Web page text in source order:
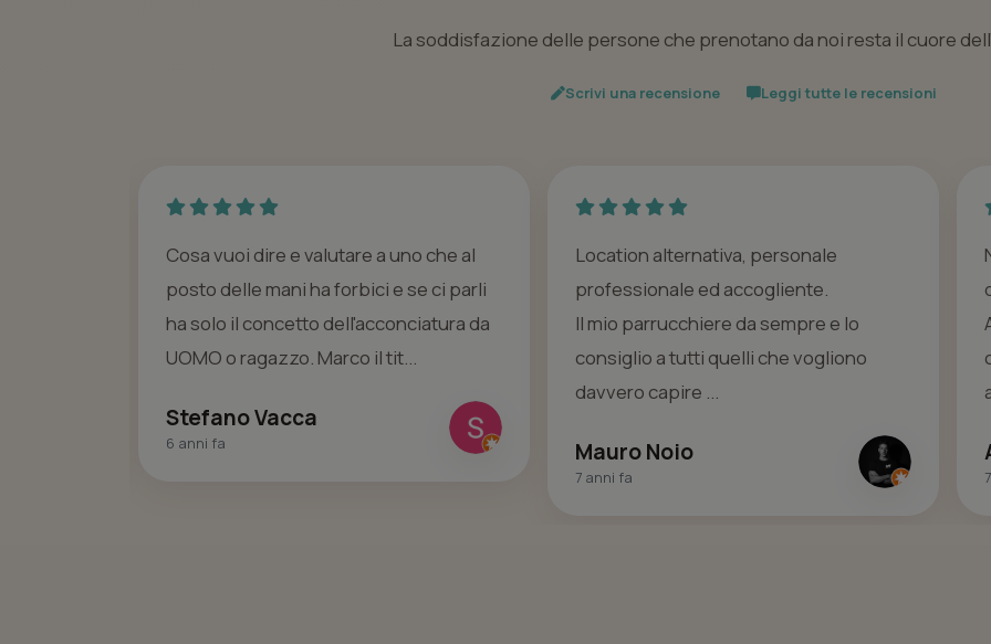
La soddisfazione delle persone che prenotano da noi resta il cuore
Scrivi una recensione Leggi tutte le recensioni
Location alternativa, personale
professionale ed accogliente.
Il mio parrucchiere da sempre e lo
consiglio a tutti quelli che vogliono
Mauro Noio
No è il classico "Salone/Parrucchiere"
da uomo, è molto di più.
Appena varchi la porta dall'entrata
capisci subito che sei entrato in un
ambiente do...
Aniello Ercolino
7 anni fa